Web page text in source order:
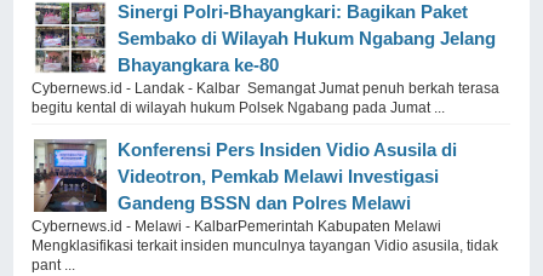
Sinergi Polri-Bhayangkari: Bagikan Paket
Sembako di Wilayah Hukum Ngabang Jelang
Bhayangkara ke-80
Cybernews.id - Landak - Kalbar Semangat Jumat penuh berkah terasa
begitu kental di wilayah hukum Polsek Ngabang pada Jumat ...
Konferensi Pers Insiden Vidio Asusila di
Videotron, Pemkab Melawi Investigasi
Gandeng BSSN dan Polres Melawi
Cybernews.id - Melawi - KalbarPemerintah Kabupaten Melawi
Mengklasifikasi terkait insiden munculnya tayangan Vidio asusila, tidak
pant ...